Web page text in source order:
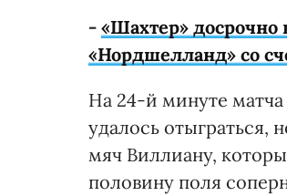
- «Шахтер»
«Нордшелланд» со
На 24-й минуте
удалось отыграться,
мяч Виллиану,
половину поля